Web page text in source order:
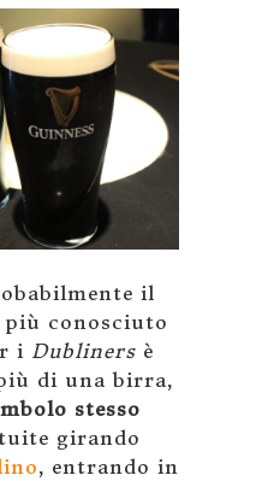
il
conosciuto
i Dubliners è
di una birra,
stesso
girando
, entrando in